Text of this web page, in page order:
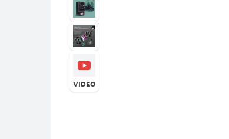
VIDEO